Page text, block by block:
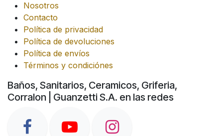
Nosotros
Contacto
Política de privacidad
Política de devoluciones
Política de envíos
Términos y condiciónes
Baños, Sanitarios, Ceramicos, Griferia,
Corralon | Guanzetti S.A. en las redes